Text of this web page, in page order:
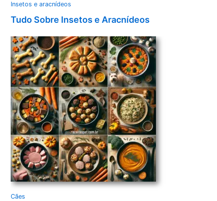
Insetos e aracnídeos
Tudo Sobre Insetos e Aracnídeos
Cães